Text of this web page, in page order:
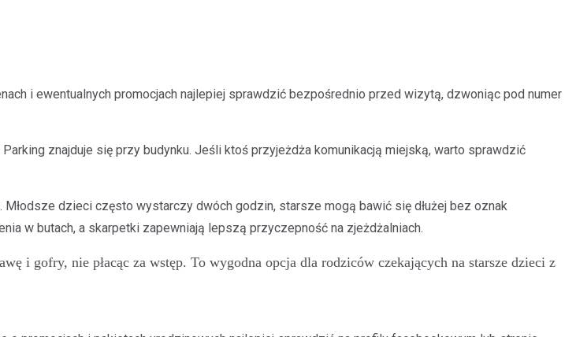
i ewentualnych promocjach najlepiej sprawdzić bezpośrednio przed wizytą, dzwoniąc pod numer
znajduje się przy budynku. Jeśli ktoś przyjeżdża komunikacją miejską, warto sprawdzić
dzieci często wystarczy dwóch godzin, starsze mogą bawić się dłużej bez oznak
w butach, a skarpetki zapewniają lepszą przyczepność na zjeżdżalniach.
i gofry, nie płacąc za wstęp. To wygodna opcja dla rodziców czekających na starsze dzieci z